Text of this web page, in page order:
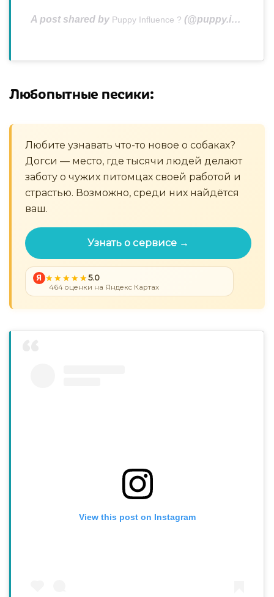
A post shared by Puppy Influence ? (@puppy.influence) on
Любопытные песики:
Любите узнавать что-то новое о собаках?
Догси — место, где тысячи людей делают
заботу о чужих питомцах своей работой и
страстью. Возможно, среди них найдётся
ваш.
Узнать о сервисе →
Я 5.0
464 оценки на Яндекс Картах
View this post on Instagram